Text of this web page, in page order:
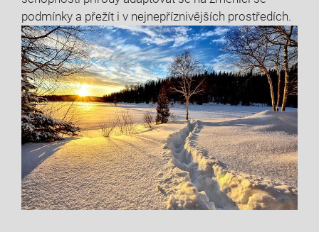
podmínky a přežít i ⁤v ‌nejnepříznivějších prostředích.